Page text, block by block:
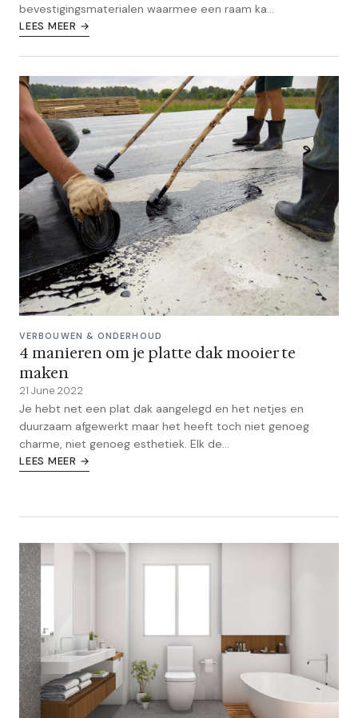
bevestigingsmaterialen waarmee een raam ka...
LEES MEER →
VERBOUWEN & ONDERHOUD
4 manieren om je platte dak mooier te
maken
21 June 2022
Je hebt net een plat dak aangelegd en het netjes en
duurzaam afgewerkt maar het heeft toch niet genoeg
charme, niet genoeg esthetiek. Elk de...
LEES MEER →